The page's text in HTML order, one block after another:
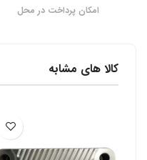
امکان پرداخت در محل
کالا های مشابه